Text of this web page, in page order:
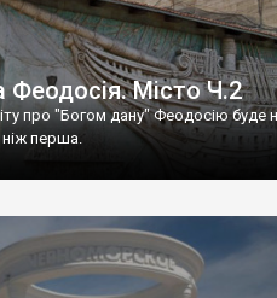
Феодосія. Місто Ч.2
про "Богом дану" Феодосію буде
перша.